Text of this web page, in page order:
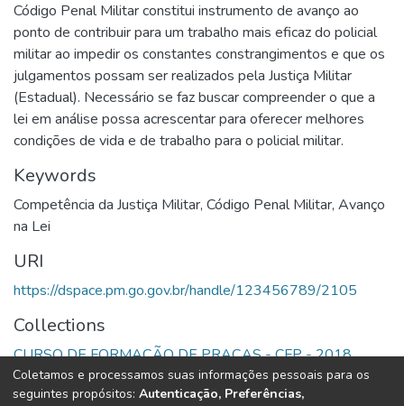
Código Penal Militar constitui instrumento de avanço ao
ponto de contribuir para um trabalho mais eficaz do policial
militar ao impedir os constantes constrangimentos e que os
julgamentos possam ser realizados pela Justiça Militar
(Estadual). Necessário se faz buscar compreender o que a
lei em análise possa acrescentar para oferecer melhores
condições de vida e de trabalho para o policial militar.
Keywords
Competência da Justiça Militar, Código Penal Militar, Avanço
na Lei
URI
https://dspace.pm.go.gov.br/handle/123456789/2105
Collections
CURSO DE FORMAÇÃO DE PRAÇAS - CFP - 2018
Full item page
Coletamos e processamos suas informações pessoais para os
seguintes propósitos: Autenticação, Preferências,